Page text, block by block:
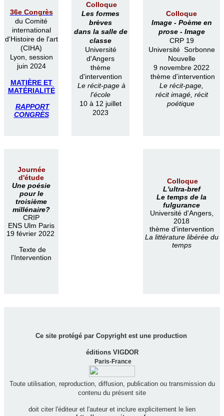
36e Congrès
du Comité
international
d'Histoire de l'art
(CIHA)
Lyon, session
juin 2024
MATIÈRE ET
MATÉRIALITÉ
RAPPORT
CONGRÈS
Colloque
Les formes
brèves
dans la salle de
classe
Université
d'Angers
thème
d'intervention
Le récit-page à
l'école
10 à 12 juillet
2023
Colloque
Image - Poème en
prose - Image
CRP 19
Université Sorbonne
Nouvelle
9 novembre 2022
thème d'intervention
Le récit-page,
récit imagé, récit
poétique
Journée
d'étude
Une poésie
pour le
troisième
millénaire?
CRIP
ENS Ulm Paris
19 février 2022
Texte de
l'Intervention
Colloque
L'ultra-bref
Le temps de la
fulgurance
Université d'Angers,
2018
thème d'intervention
La littérature libérée du
temps
Ce site protégé par Copyright est une production
éditions VIGDOR
Paris-France
Toute utilisation, reproduction, diffusion, publication ou transmission du
contenu du présent site
doit citer l'éditeur et l'auteur et inclure explicitement le lien